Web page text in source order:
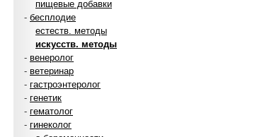
пищевые добавки
- бесплодие
естеств. методы
искусств. методы
- венеролог
- ветеринар
- гастроэнтеролог
- генетик
- гематолог
- гинеколог